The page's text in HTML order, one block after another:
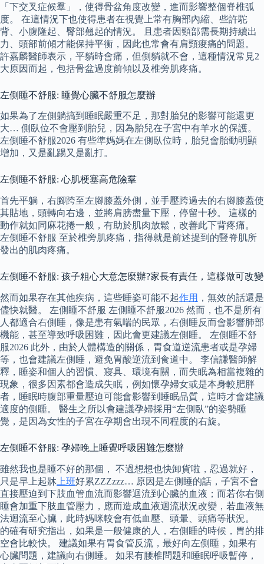
「下交叉症候羣」，使得骨盆角度改變，進而影響整個脊椎弧
度。 在這情況下也使得患者在視覺上常有胸部內縮、些許駝
背、小腹隆起、臀部翹起的情況。 且患者因頸部需長期持續出
力、頭部前傾才能保持平衡，因此也常會有肩頸痠痛的問題。
許嘉麟醫師表示，平躺時會痛，但側躺就不會，這種情況常見2
大原因而起，包括骨盆過度前傾以及椎旁肌疼痛。
左側睡不舒服: 睡覺心臟不舒服怎麼辦
如果為了左側躺搞到睡眠嚴重不足，那對胎兒的影響可能還更
大… 側臥位不會壓到胎兒，因為胎兒在子宮中有羊水的保護。
左側睡不舒服2026 有些準媽媽在左側臥位時，胎兒會胎動明顯
增加，又是亂踢又是亂打。
左側睡不舒服: 心肌梗塞高危險羣
首先平躺，右腳跨至左腳膝蓋外側，並手壓跨過去的右腳膝蓋使
其貼地，頭轉向右邊，並將肩膀盡量下壓，停留十秒。 這樣的
動作就如同麻花捲一般，有助於肌肉放鬆，改善此下背疼痛。
左側睡不舒服 至於椎旁肌疼痛，指得就是前述提到的豎脊肌所
發出的肌肉疼痛。
左側睡不舒服: 孩子粗心大意怎麼辦?家長有責任，這樣做可改變
然而如果存在其他疾病，這些睡姿可能不起作用 ，無效的話還是
儘快就醫。 左側睡不舒服 左側睡不舒服2026 然而，也不是所有
人都適合右側睡，像是患有氣喘的民眾，右側睡反而會影響肺部
機能，甚至導致呼吸困難，因此會更建議左側睡。 左側睡不舒
服2026 此外，由於人體構造的關係，胃食道逆流患者或是孕婦
等，也會建議左側睡，避免胃酸逆流到食道中。 李信謙醫師解
釋，睡姿和個人的習慣、寢具、環境有關，而失眠為相當複雜的
現象，很多因素都會造成失眠，例如懷孕婦女或是本身較肥胖
者，睡眠時腹部重量壓迫可能會影響到睡眠品質，這時才會建議
適度的側睡。 醫生之所以會建議孕婦採用“左側臥”的姿勢睡
覺，是因為女性的子宮在孕期會出現不同程度的右旋。
左側睡不舒服: 孕婦晚上睡覺呼吸困難怎麼辦
雖然我也是睡不好的那個， 不過想想也快卸貨啦，忍過就好，
只是早上起牀 上班好累ZZZzzz… 原因是左側睡的話，子宮不會
直接壓迫到下肢血管血流而影響迴流到心臟的血液；而若你右側
睡會加重下肢血管壓力，應而造成血液迴流狀況改變，若血液無
法迴流至心臟，此時媽咪較會有低血壓、頭暈、頭痛等狀況。
的確有研究指出，如果是一般健康的人，右側睡的時候，胃的排
空會比較快。 建議如果有胃食管反流，最好向左側睡，如果有
心臟問題，建議向右側睡。 如果有腰椎問題和睡眠呼吸暫停，